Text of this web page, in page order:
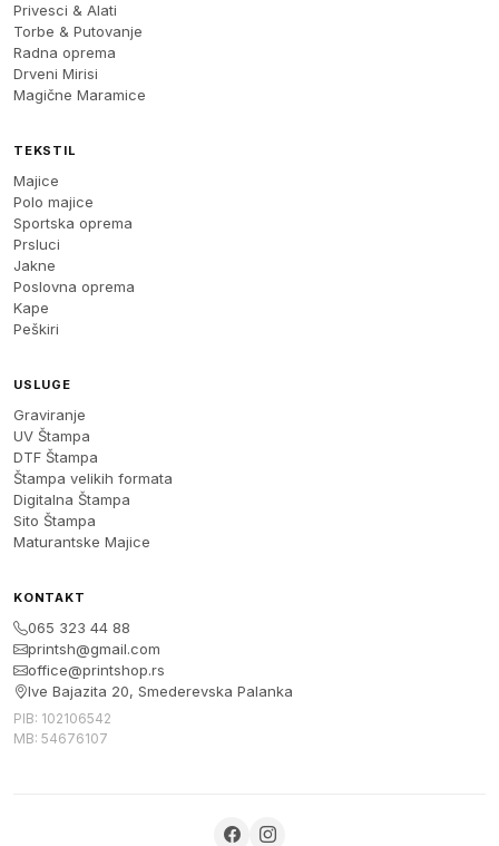
Privesci & Alati
Torbe & Putovanje
Radna oprema
Drveni Mirisi
Magične Maramice
TEKSTIL
Majice
Polo majice
Sportska oprema
Prsluci
Jakne
Poslovna oprema
Kape
Peškiri
USLUGE
Graviranje
UV Štampa
DTF Štampa
Štampa velikih formata
Digitalna Štampa
Sito Štampa
Maturantske Majice
KONTAKT
065 323 44 88
printsh@gmail.com
office@printshop.rs
Ive Bajazita 20, Smederevska Palanka
PIB: 102106542
MB: 54676107